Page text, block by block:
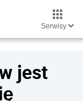
Serwisy
jest